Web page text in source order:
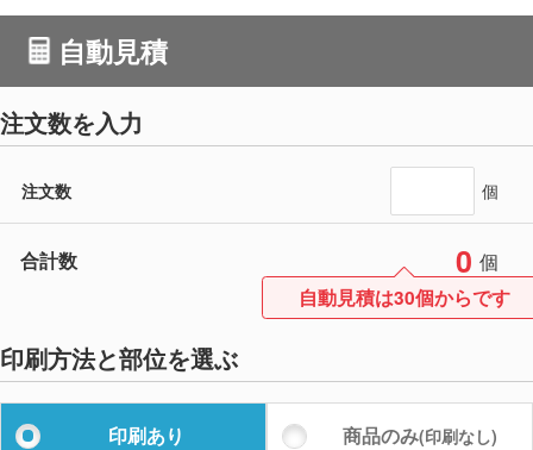
自動見積
注文数を入力
注文数 個
合計数 0 個
自動見積は30個からです
印刷方法と部位を選ぶ
印刷あり 商品のみ(印刷なし)